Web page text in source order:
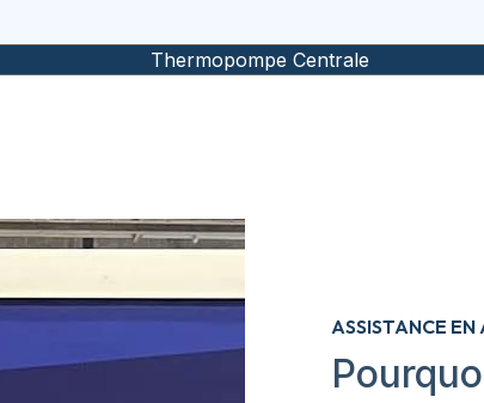
Thermopompe Centrale
ASSISTANCE